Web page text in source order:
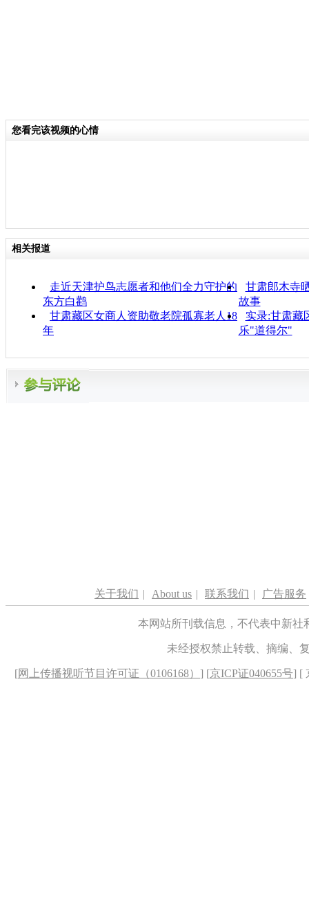
责
您看完该视频的心情
相关报道
走近天津护鸟志愿者和他们全力守护的
东方白鹳
甘肃郎木寺
故事
甘肃藏区女商人资助敬老院孤寡老人18
年
实录:甘肃藏
乐"道得尔"
关于我们 | About us | 联系我们 | 广告服务
本网站所刊载信息，不代表中新
未经授权禁止转载、摘编、
[网上传播视听节目许可证（0106168） ] [京ICP证040655号] [